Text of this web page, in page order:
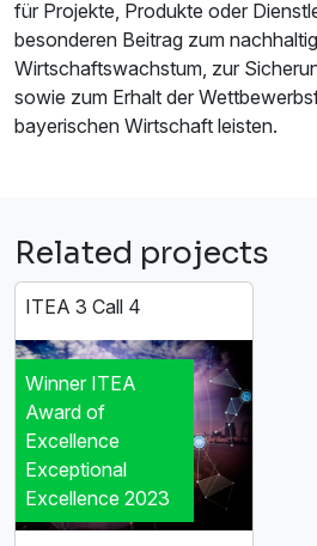
für Projekte, Produkte oder
besonderen Beitrag zum
Wirtschaftswachstum, zur
sowie zum Erhalt der
bayerischen Wirtschaft leisten.
Related projects
ITEA 3 Call 4
Winner ITEA
Award of
Excellence
Exceptional
Excellence 2023